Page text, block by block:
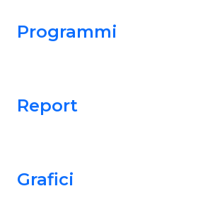
Programmi
Report
Grafici